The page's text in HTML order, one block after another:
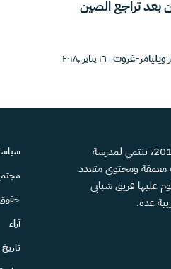
بعد تراجع الصين
ويليامز-غروت ١٦ يناير ,٢٠١٨
منصة إعلامية مستقلة، تأسست عام 2013، تنتمي لمدرسة
معمقة ومحتوى متعدد
عليها فريق شبابي
عدة.
آراء
تاريخ